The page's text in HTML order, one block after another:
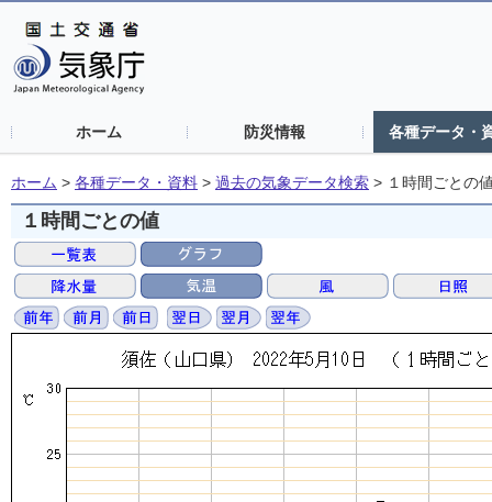
ホーム 防災情報 各種データ・
ホーム > 各種データ・資料 > 過去の気象データ検索 > １時間ごとの
１時間ごとの値